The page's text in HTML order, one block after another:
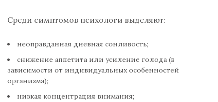
Среди симптомов психологи выделяют:
неоправданная дневная сонливость;
снижение аппетита или усиление голода (в
зависимости от индивидуальных особенностей
организма);
низкая концентрация внимания;